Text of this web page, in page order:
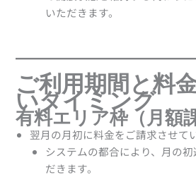
解約予約を取り消す
いただきます。
ご利用期間と料
いタイミング
有料エリア枠（月額
翌月の月初に料金をご請求させて
システムの都合により、月の
だきます。